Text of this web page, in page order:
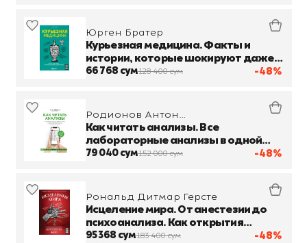
-48%
Юрген Братер
Курьезная медицина. Факты и
истории, которые шокируют даже
врачей
66 768 сум128 400 сум
-48%
Родионов Антон
Владимирович
Как читать анализы. Все
лабораторные анализы в одной
книге
79 040 сум152 000 сум
-48%
Рональд Дитмар Герсте
Исцеление мира. От анестезии до
психоанализа. Как открытия
золотого века медицины спасли
95 368 сум183 400 сум